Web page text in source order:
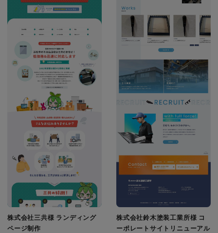
株式会社三共様 ランディング
ページ制作
株式会社鈴木塗装工業所様 コ
ーポレートサイトリニューアル